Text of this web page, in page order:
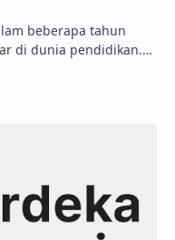
beberapa tahun
di dunia pendidikan.
papa…